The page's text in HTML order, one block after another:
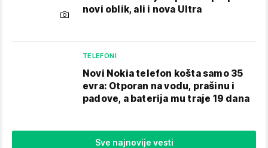
novi oblik, ali i nova Ultra
TELEFONI
Novi Nokia telefon košta samo 35
evra: Otporan na vodu, prašinu i
padove, a baterija mu traje 19 dana
Sve najnovije vesti